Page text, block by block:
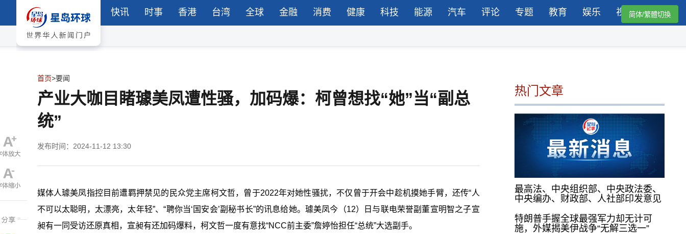
快讯 时事 香港 台湾 全球 金融 消费 健康 科技 能源 汽车 评论 专题 教育 娱乐 视频简体/繁體切換
首页>要闻
产业大咖目睹璩美凤遭性骚，加码爆：柯曾想找“她”当“副总
统”
发布时间：2024-11-12 13:30
媒体人璩美凤指控目前遭羁押禁见的民众党主席柯文哲，曾于2022年对她性骚扰，不仅曾于开会中趁机摸她手臂，还传“人
不可以太聪明，太漂亮，太年轻”、“聘你当‘ 国安会’副秘书长”的讯息给她。璩美凤今（12）日与联电荣誉副董宣明智之子宣
昶有一同受访还原真相，宣昶有还加码爆料，柯文哲一度有意找“NCC前主委”詹婷怡担任“总统”大选副手。
热门文章
最高法、中央组织部、中央政法委、
中央编办、财政部、人社部印发意见
特朗普手握全球最强军力却无计可
施，外媒揭美伊战争“无解三选一”